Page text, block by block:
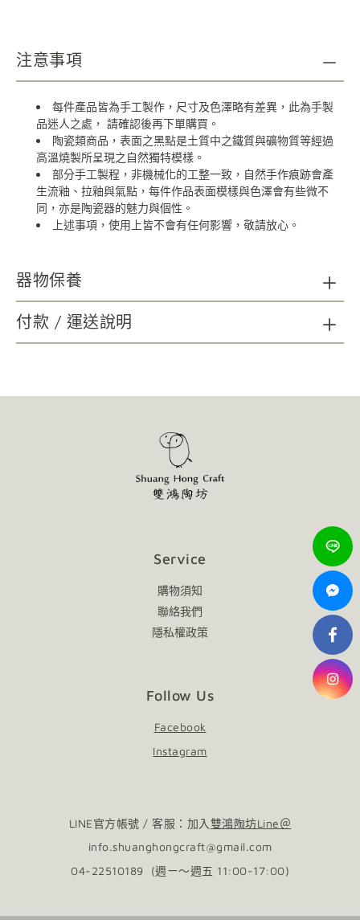
注意事項
每件產品皆為手工製作，尺寸及色澤略有差異，此為手製
品迷人之處， 請確認後再下單購買。
陶瓷類商品，表面之黑點是土質中之鐵質與礦物質等經過
高溫燒製所呈現之自然獨特模樣。
部分手工製程，非機械化的工整一致，自然手作痕跡會產
生流釉、拉釉與氣點，每件作品表面模樣與色澤會有些微不
同，亦是陶瓷器的魅力與個性。
上述事項，使用上皆不會有任何影響，敬請放心。
器物保養
陶瓷器清潔：請以海綿、精緻瓷器專用刷具及不具顆粒磨
砂功能之餐具中性洗劑，延長使用年限；無法以洗碗機清洗。
木質及金屬材質如需清潔，請以柔軟乾布擦拭。
使用後會隨著時間表面有可能產生自然痕跡，增添作
付款 / 運送說明
Service
購物須知
聯絡我們
隱私權政策
Follow Us
Facebook
Instagram
LINE官方帳號 / 客服：加入 雙鴻陶坊Line＠
info.shuanghongcraft@gmail.com
04-22510189 (週ㄧ～週五 11:00-17:00)